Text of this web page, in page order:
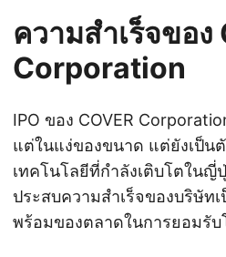
ความสำเร็จของ
Corporation
IPO ของ COVER
แต่ในแง่ของขนาด แต่ยังเป็น
เทคโนโลยีที่กำลังเติบโตในญี่
ประสบความสำเร็จของบริษัท
พร้อมของตลาดในการยอมรับ